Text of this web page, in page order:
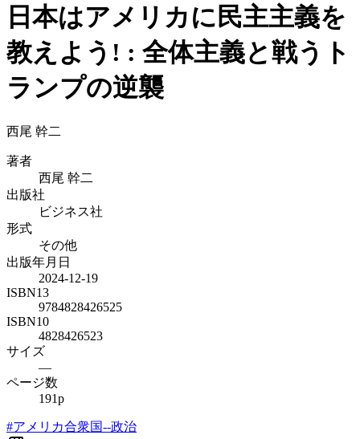
日本はアメリカに民主主義を
教えよう! : 全体主義と戦うト
ランプの逆襲
西尾 幹二
著者
西尾 幹二
出版社
ビジネス社
形式
その他
出版年月日
2024-12-19
ISBN13
9784828426525
ISBN10
4828426523
サイズ
—
ページ数
191p
#アメリカ合衆国--政治